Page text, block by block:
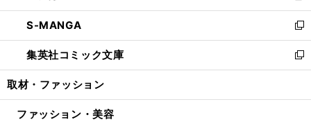
開
く
ウ
で
開
く
ン
ド
ウ
で
開
ウ
ィ
ン
ド
ウ
開
し
い
ウ
ィ
ン
ウ
S-MANGA
新
し
い
ウ
ン
集英社コミック文庫
新
し
ウ
取材・ファッション
ファッション・美容